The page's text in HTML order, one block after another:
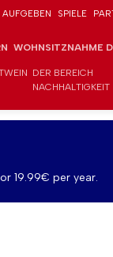
SPIELE
WOHNSITZNAHME
DER BEREICH
NACHHALTIGKEIT
19.99€ per year.